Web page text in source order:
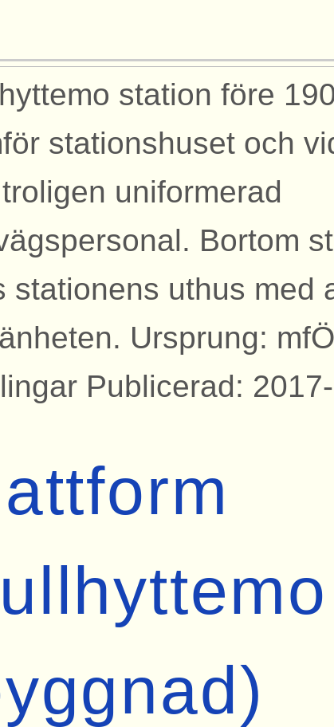
station före
stationshuset och
uniformerad
Bortom
stationens uthus med
Ursprung:
Publicerad: